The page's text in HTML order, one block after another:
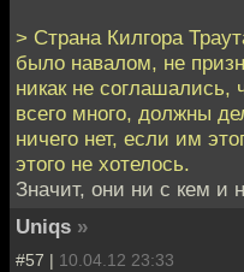
> Страна Килгора
было навалом, не
никак не соглашались,
всего много, должны
ничего нет, если им
этого не хотелось.
Значит, они ни с кем и
Uniqs »
#57 | 10.04.12 23:33